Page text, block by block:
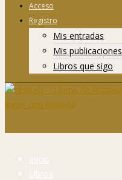
Acceso
Registro
Mis entradas
Mis publicaciones
Libros que sigo
Inicio
Libros